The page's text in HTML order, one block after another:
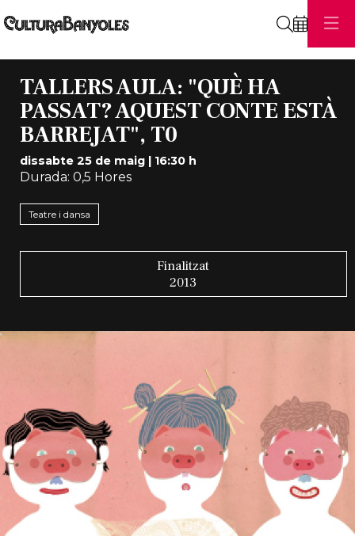
TALLERS AULA: "QUÈ HA
PASSAT? AQUEST CONTE ESTÀ
BARREJAT", T0
dissabte 25 de maig| 16:30 h
Durada: 0,5 Hores
Teatre i dansa
Finalitzat
2013